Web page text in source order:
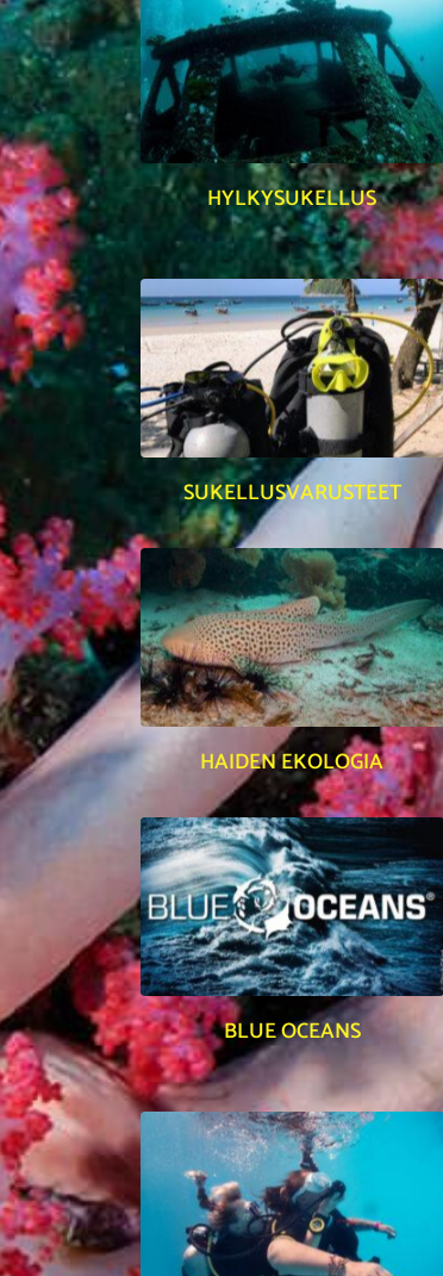
HYLKYSUKELLUS
SUKELLUSVARUSTEET
HAIDEN EKOLOGIA
BLUE OCEANS